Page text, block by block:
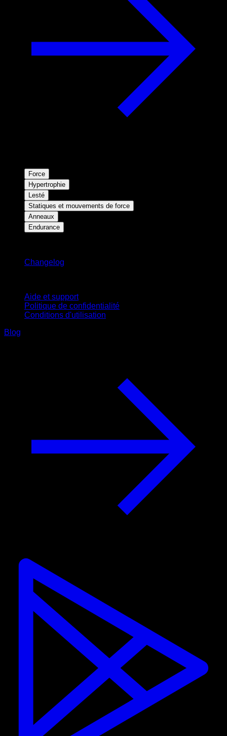
Force
Hypertrophie
Lesté
Statiques et mouvements de force
Anneaux
Endurance
Changelog
Aide et support
Politique de confidentialité
Conditions d'utilisation
Blog